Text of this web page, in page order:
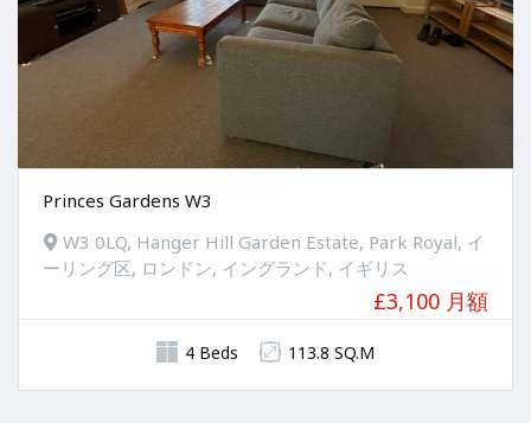
Princes Gardens W3
W3 0LQ, Hanger Hill Garden Estate, Park Royal, イ
ーリング区, ロンドン, イングランド, イギリス
£3,100 月額
4 Beds 113.8 SQ.M